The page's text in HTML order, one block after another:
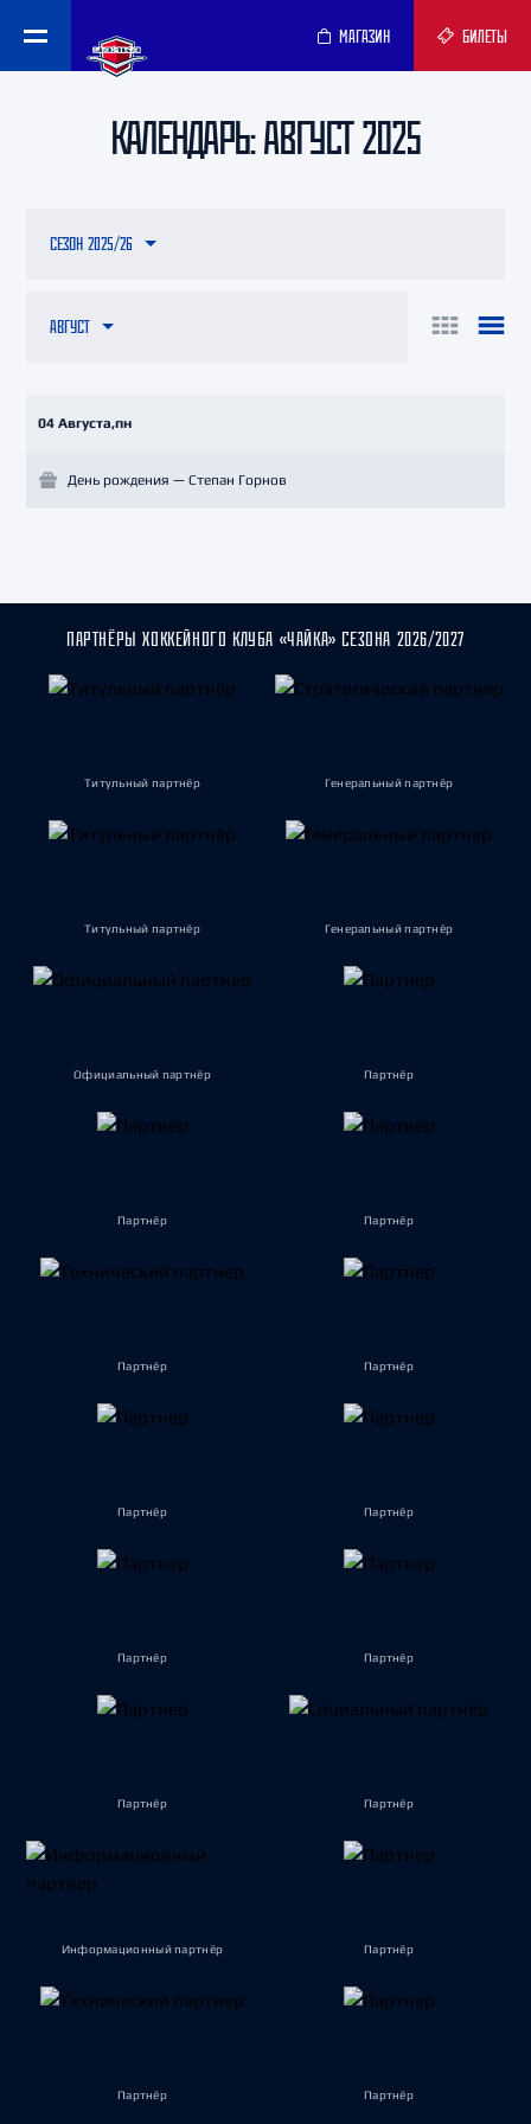
МАГАЗИН БИЛЕТЫ
КАЛЕНДАРЬ: АВГУСТ 2025
АВГУСТ
СЕЗОН 2025/26
04 Августа,пн
День рождения — Степан Горнов
ПАРТНЁРЫ ХОККЕЙНОГО КЛУБА «ЧАЙКА» СЕЗОНА 2026/2027
Титульный партнёр Генеральный партнёр
Титульный партнёр Генеральный партнёр
Официальный партнёр Партнёр
Партнёр Партнёр
Партнёр Партнёр
Партнёр Партнёр
Партнёр Партнёр
Партнёр Партнёр
Информационный партнёр Партнёр
Партнёр Партнёр